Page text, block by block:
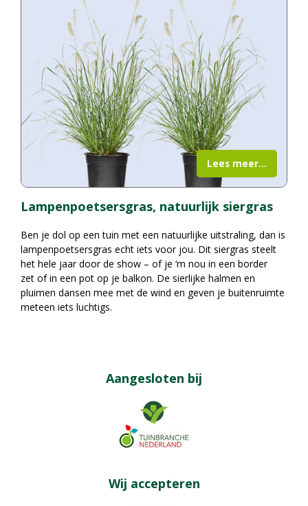
Lampenpoetsersgras, natuurlijk siergras
Ben je dol op een tuin met een natuurlijke uitstraling, dan is
lampenpoetsersgras echt iets voor jou. Dit siergras steelt
het hele jaar door de show – of je ‘m nou in een border
zet of in een pot op je balkon. De sierlijke halmen en
pluimen dansen mee met de wind en geven je buitenruimte
meteen iets luchtigs.
Lees meer...
Aangesloten bij
Wij accepteren